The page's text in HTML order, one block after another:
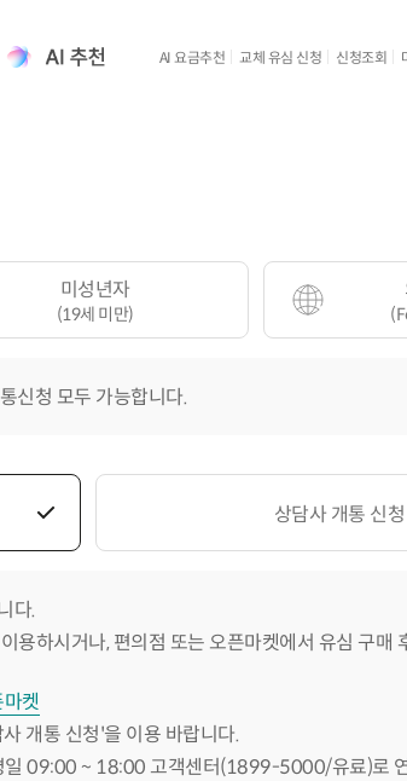
AI 요금추천 교체 유심 신청 신청조회
미성년자
(19세 미만)
신청 모두 가능합니다.
상담사 개통 신청
다.
용하시거나, 편의점 또는 오픈마켓에서 유심 구매
켓
개통 신청'을 이용 바랍니다.
일 09:00 ~ 18:00 고객센터(1899-5000/유료)로